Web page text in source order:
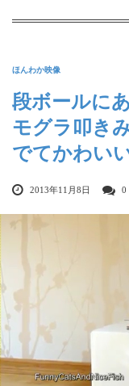
ほんわか映像
段ボールに
モグラ叩き
でてかわい
2013年11月8日 0